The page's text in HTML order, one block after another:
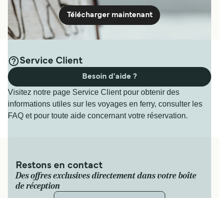
Télécharger maintenant
Service Client
Visitez notre page Service Client pour obtenir des
informations utiles sur les voyages en ferry, consulter les
FAQ et pour toute aide concernant votre réservation.
Besoin d'aide ?
Restons en contact
Des offres exclusives directement dans votre boîte
de réception